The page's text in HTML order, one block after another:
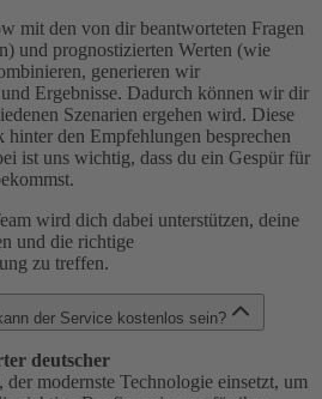
mit den von dir beantworteten Fragen
und prognostizierten Werten (wie
generieren wir
Ergebnisse. Dadurch können wir dir
Szenarien ergehen wird. Diese
den Empfehlungen besprechen
ist uns wichtig, dass du ein Gespür für
wird dich dabei unterstützen, deine
und die richtige
zu treffen.
der Service kostenlos sein?
deutscher
, der modernste Technologie einsetzt, um